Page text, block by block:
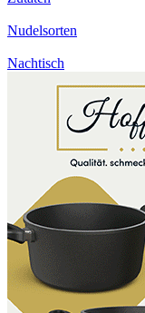
Nudelsorten
Nachtisch